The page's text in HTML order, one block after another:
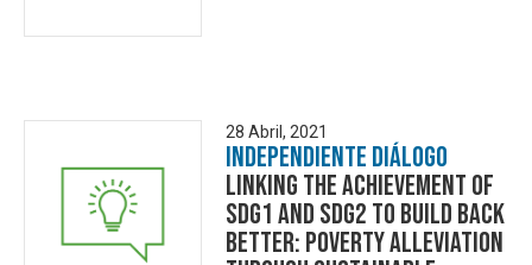
28 Abril, 2021
Independiente Diálogo
Linking the achievement of
SDG1 and SDG2 to build back
better: Poverty alleviation